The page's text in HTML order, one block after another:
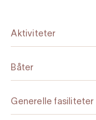
Aktiviteter
Båter
Generelle fasiliteter